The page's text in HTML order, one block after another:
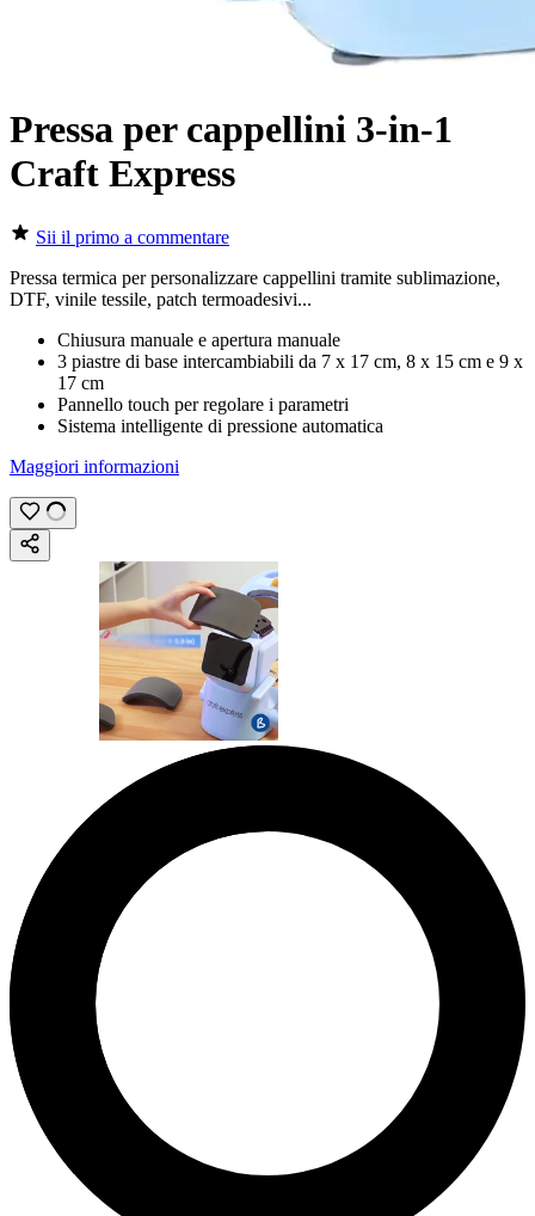
Pressa per cappellini 3-in-1
Craft Express
Sii il primo a commentare
Pressa termica per personalizzare cappellini tramite sublimazione,
DTF, vinile tessile, patch termoadesivi...
Chiusura manuale e apertura manuale
3 piastre di base intercambiabili da 7 x 17 cm, 8 x 15 cm e 9 x
17 cm
Pannello touch per regolare i parametri
Sistema intelligente di pressione automatica
Maggiori informazioni